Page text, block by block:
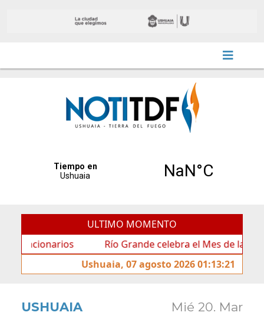
ULTIMO MOMENTO
Río Grande celebra el Mes de las
Ushuaia, 07 agosto 2026 01:13:21
USHUAIA Mié 20. Mar